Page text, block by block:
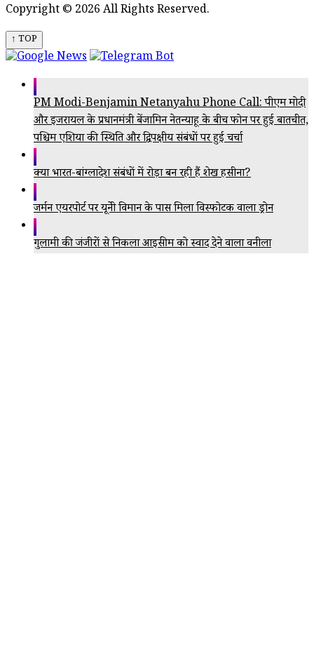
Copyright © 2026 All Rights Reserved.
↑ TOP
PM Modi-Benjamin Netanyahu Phone Call: पीएम मोदी
और इजरायल के प्रधानमंत्री बेंजामिन नेतन्याहू के बीच फोन पर हुई बातचीत,
पश्चिम एशिया की स्थिति और द्विपक्षीय संबंधों पर हुई चर्चा
क्या भारत-बांग्लादेश संबंधों में रोड़ा बन रही हैं शेख हसीना?
जर्मन एयरपोर्ट पर यूक्रेनी विमान के पास मिला विस्फोटक वाला ड्रोन
गुलामी की जंजीरों से निकला आइसक्रीम को स्वाद देने वाला वनीला